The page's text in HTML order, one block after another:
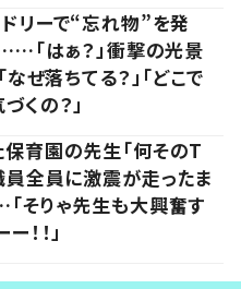
リーで“忘れ物”を発
「はぁ？」衝撃の光景
なぜ落ちてる？」「どこで
くの？」
育園の先生「何そのT
員全員に激震が走ったま
そりゃ先生も大興奮す
！！」